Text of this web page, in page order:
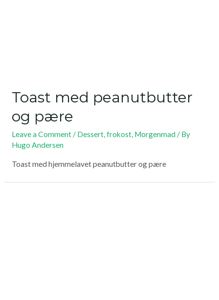
Toast med peanutbutter
og pære
Leave a Comment / Dessert,frokost, Morgenmad/ By
Hugo Andersen
Toast med hjemmelavet peanutbutter og pære